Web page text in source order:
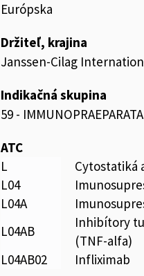
Európska
Držiteľ, krajina
Janssen-Cilag
Indikačná skupina
59 - IMMUNOPRAEPARATA
ATC
L
Cytostatiká
L04
L04A
L04AB
Inhibítory
(TNF-alfa)
L04AB02
Infliximab